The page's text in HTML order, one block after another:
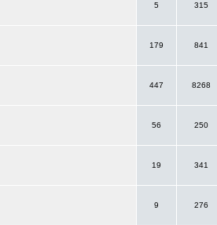
5 315
179 841
447 8268
56 250
19 341
9 276